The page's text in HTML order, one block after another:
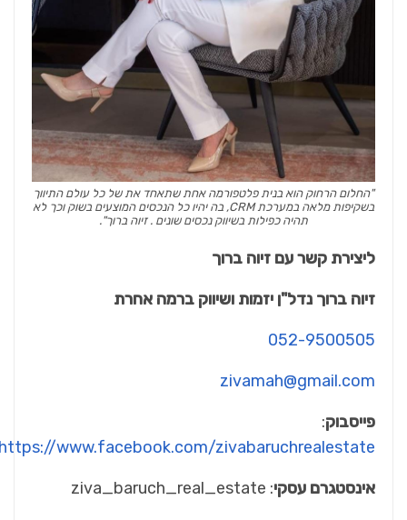
"החלום הרחוק הוא בנית פלטפורמה אחת שתאחד את של כל עולם התיווך
בשקיפות מלאה במערכת CRM, בה יהיו כל הנכסים המוצעים בשוק וכך לא
תהיה כפילות בשיווק נכסים שונים . זיוה ברוך".
ליצירת קשר עם זיוה ברוך
זיוה ברוך נדל"ן יזמות ושיווק ברמה אחרת
052-9500505
zivamah@gmail.com
פייסבוק:
www.facebook.com/zivabaruchrealestate
אינסטגרם עסקי: ziva_baruch_real_estate